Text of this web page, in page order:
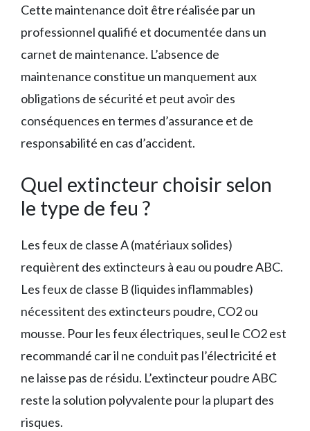
Cette maintenance doit être réalisée par un
professionnel qualifié et documentée dans un
carnet de maintenance. L’absence de
maintenance constitue un manquement aux
obligations de sécurité et peut avoir des
conséquences en termes d’assurance et de
responsabilité en cas d’accident.
Quel extincteur choisir selon
le type de feu ?
Les feux de classe A (matériaux solides)
requièrent des extincteurs à eau ou poudre ABC.
Les feux de classe B (liquides inflammables)
nécessitent des extincteurs poudre, CO2 ou
mousse. Pour les feux électriques, seul le CO2 est
recommandé car il ne conduit pas l’électricité et
ne laisse pas de résidu. L’extincteur poudre ABC
reste la solution polyvalente pour la plupart des
risques.